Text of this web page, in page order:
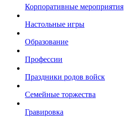
Корпоративные мероприятия
Настольные игры
Образование
Профессии
Праздники родов войск
Семейные торжества
Гравировка